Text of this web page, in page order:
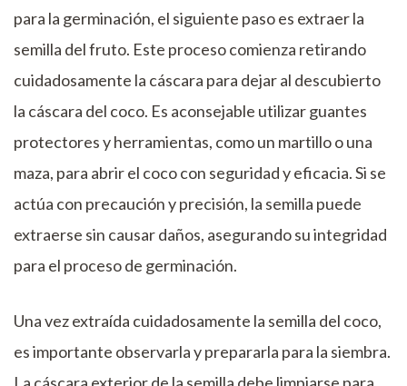
para la germinación, el siguiente paso es extraer la
semilla del fruto. Este proceso comienza retirando
cuidadosamente la cáscara para dejar al descubierto
la cáscara del coco. Es aconsejable utilizar guantes
protectores y herramientas, como un martillo o una
maza, para abrir el coco con seguridad y eficacia. Si se
actúa con precaución y precisión, la semilla puede
extraerse sin causar daños, asegurando su integridad
para el proceso de germinación.
Una vez extraída cuidadosamente la semilla del coco,
es importante observarla y prepararla para la siembra.